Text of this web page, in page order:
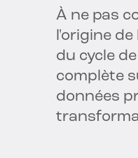
À ne pas
l'origine
du cycle
complète
données